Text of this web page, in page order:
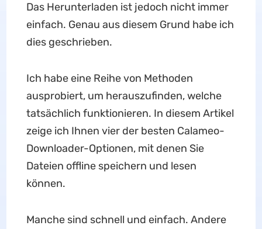
Das Herunterladen ist jedoch nicht immer
einfach. Genau aus diesem Grund habe ich
dies geschrieben.
Ich habe eine Reihe von Methoden
ausprobiert, um herauszufinden, welche
tatsächlich funktionieren. In diesem Artikel
zeige ich Ihnen vier der besten Calameo-
Downloader-Optionen, mit denen Sie
Dateien offline speichern und lesen
können.
Manche sind schnell und einfach. Andere